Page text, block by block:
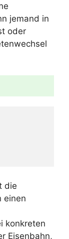
jemand in
oder
die
einen
konkreten
Eisenbahn,